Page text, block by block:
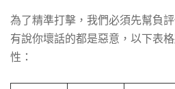
為了精準打擊，我們必須先幫負
有說你壞話的都是惡意，以下表
性：